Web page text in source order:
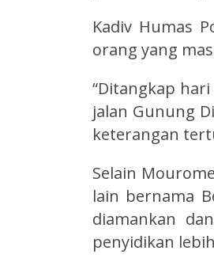
Kadiv Humas
orang yang
“Ditangkap
jalan Gunung
keterangan
Selain
lain bernama
diamankan
penyidikan